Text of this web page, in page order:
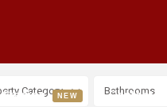
Staging NEW Contact Us
Category Bathrooms